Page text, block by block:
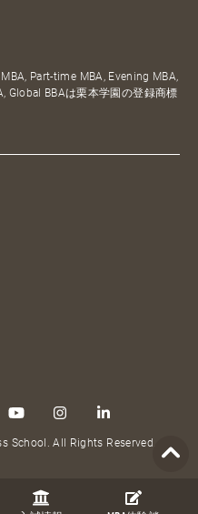
Part-time MBA, Evening MBA,
Global BBAは栗本学園の登録商標
School. All Rights Reserved.